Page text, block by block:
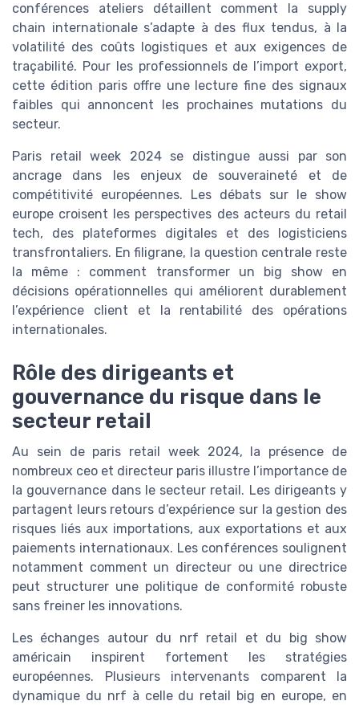
conférences ateliers détaillent comment la supply
chain internationale s’adapte à des flux tendus, à la
volatilité des coûts logistiques et aux exigences de
traçabilité. Pour les professionnels de l’import export,
cette édition paris offre une lecture fine des signaux
faibles qui annoncent les prochaines mutations du
secteur.
Paris retail week 2024 se distingue aussi par son
ancrage dans les enjeux de souveraineté et de
compétitivité européennes. Les débats sur le show
europe croisent les perspectives des acteurs du retail
tech, des plateformes digitales et des logisticiens
transfrontaliers. En filigrane, la question centrale reste
la même : comment transformer un big show en
décisions opérationnelles qui améliorent durablement
l’expérience client et la rentabilité des opérations
internationales.
Rôle des dirigeants et
gouvernance du risque dans le
secteur retail
Au sein de paris retail week 2024, la présence de
nombreux ceo et directeur paris illustre l’importance de
la gouvernance dans le secteur retail. Les dirigeants y
partagent leurs retours d’expérience sur la gestion des
risques liés aux importations, aux exportations et aux
paiements internationaux. Les conférences soulignent
notamment comment un directeur ou une directrice
peut structurer une politique de conformité robuste
sans freiner les innovations.
Les échanges autour du nrf retail et du big show
américain inspirent fortement les stratégies
européennes. Plusieurs intervenants comparent la
dynamique du nrf à celle du retail big en europe, en